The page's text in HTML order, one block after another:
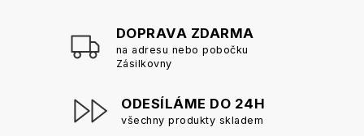
DOPRAVA ZDARMA
na adresu nebo pobočku
Zásilkovny
ODESÍLÁME DO 24H
všechny produkty skladem